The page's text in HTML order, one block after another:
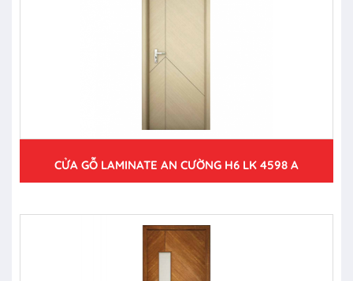
CỬA GỖ LAMINATE AN CƯỜNG H6 LK 4598 A